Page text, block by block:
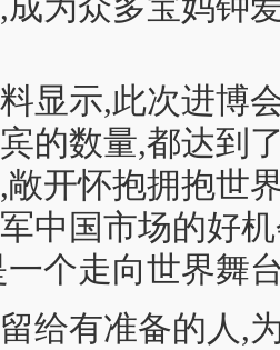
示,此次进博会
的数量,都达到
开怀抱拥抱世
中国市场的好
个走向世界舞
有准备的人,为